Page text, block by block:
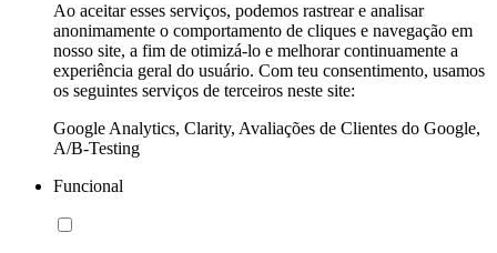
Ao aceitar esses serviços, podemos rastrear e analisar
anonimamente o comportamento de cliques e navegação em
nosso site, a fim de otimizá-lo e melhorar continuamente a
experiência geral do usuário. Com teu consentimento, usamos
os seguintes serviços de terceiros neste site:
Google Analytics, Clarity, Avaliações de Clientes do Google,
A/B-Testing
Funcional